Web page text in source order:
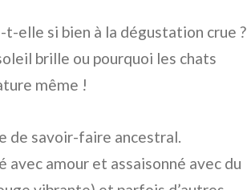
elle si bien à la dégustation crue ?
brille ou pourquoi les chats
même !
de savoir-faire ancestral.
avec amour et assaisonné avec du